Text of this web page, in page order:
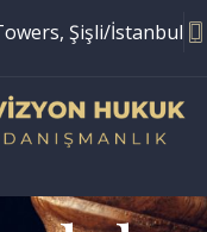
Şişli/İstanbul